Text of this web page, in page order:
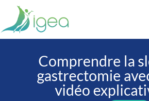
Comprendre la
gastrectomie
vidéo